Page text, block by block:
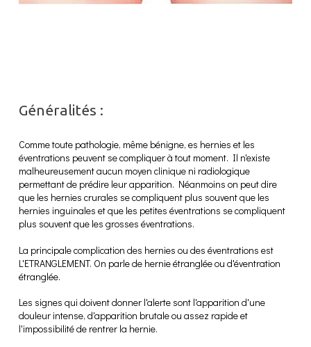
Généralités :
Comme toute pathologie, même bénigne, es hernies et les
éventrations peuvent se compliquer à tout moment. Il n'existe
malheureusement aucun moyen clinique ni radiologique
permettant de prédire leur apparition. Néanmoins on peut dire
que les hernies crurales se compliquent plus souvent que les
hernies inguinales et que les petites éventrations se compliquent
plus souvent que les grosses éventrations.
La principale complication des hernies ou des éventrations est
L'ETRANGLEMENT. On parle de hernie étranglée ou d'éventration
étranglée.
Les signes qui doivent donner l'alerte sont l'apparition d'une
douleur intense, d'apparition brutale ou assez rapide et
l'impossibilité de rentrer la hernie.